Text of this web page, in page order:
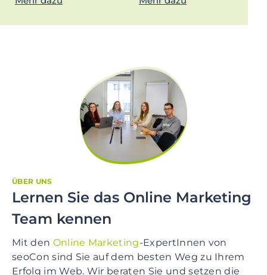
ÜBER UNS
Lernen Sie das Online Marketing
Team kennen
Mit den Online Marketing-ExpertInnen von
seoCon sind Sie auf dem besten Weg zu Ihrem
Erfolg im Web. Wir beraten Sie und setzen die